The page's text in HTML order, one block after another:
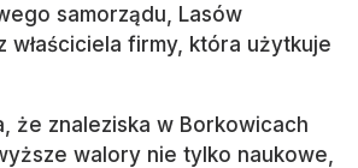
samorządu, Lasów
właściciela firmy, która użytkuje
że znaleziska w Borkowicach
walory nie tylko naukowe,